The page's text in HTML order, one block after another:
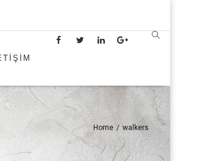
Home / walkers